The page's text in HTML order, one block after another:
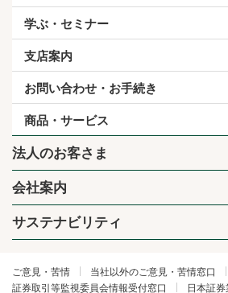
学ぶ・セミナー
支店案内
お問い合わせ・お手続き
商品・サービス
法人のお客さま
会社案内
サステナビリティ
ご意見・苦情
当社以外のご意見・苦情窓口
証券取引等監視委員会情報受付窓口
日本証